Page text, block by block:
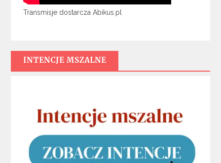
Transmisje dostarcza Abikus.pl
INTENCJE MSZALNE